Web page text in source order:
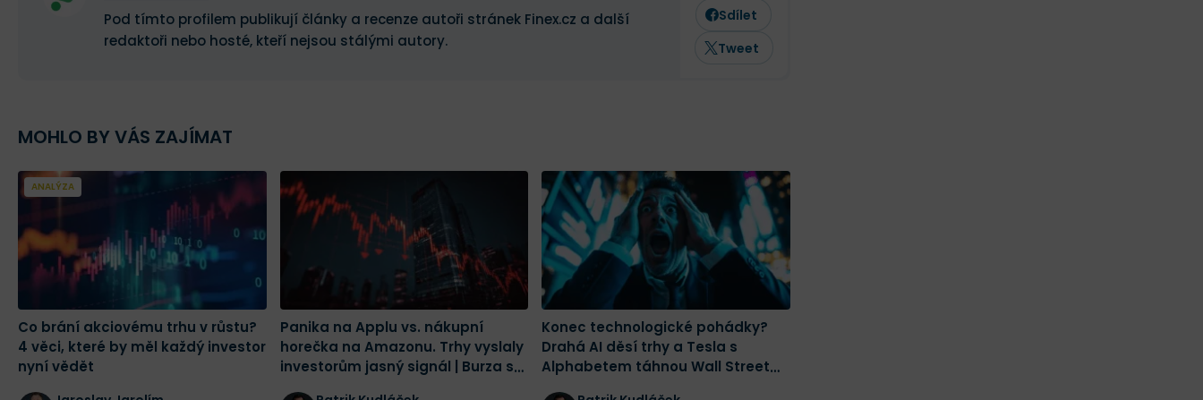
Pod tímto profilem publikují články a recenze autoři stránek Finex.cz a další
redaktoři nebo hosté, kteří nejsou stálými autory.
Sdílet
Tweet
MOHLO BY VÁS ZAJÍMAT
ANALÝZA
Co brání akciovému trhu v růstu?
4 věci, které by měl každý investor
nyní vědět
Panika na Applu vs. nákupní
horečka na Amazonu. Trhy vyslaly
investorům jasný signál | Burza s
Konec technologické pohádky?
Drahá AI děsí trhy a Tesla s
Alphabetem táhnou Wall Street